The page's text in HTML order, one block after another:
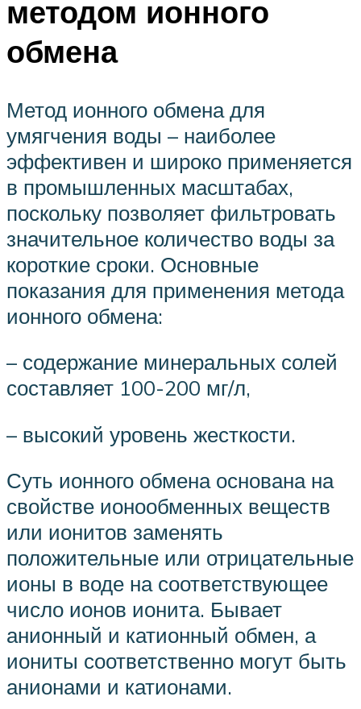
методом ионного
обмена
Метод ионного обмена для
умягчения воды – наиболее
эффективен и широко применяется
в промышленных масштабах,
поскольку позволяет фильтровать
значительное количество воды за
короткие сроки. Основные
показания для применения метода
ионного обмена:
– содержание минеральных солей
составляет 100-200 мг/л,
– высокий уровень жесткости.
Суть ионного обмена основана на
свойстве ионообменных веществ
или ионитов заменять
положительные или отрицательные
ионы в воде на соответствующее
число ионов ионита. Бывает
анионный и катионный обмен, а
иониты соответственно могут быть
анионами и катионами.